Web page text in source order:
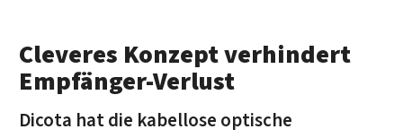
Cleveres Konzept verhindert
Empfänger-Verlust
Dicota hat die kabellose optische